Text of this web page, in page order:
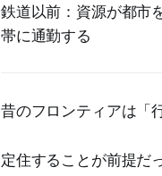
鉄道以前：資源が都市
帯に通勤する
昔のフロンティアは「
定住することが前提だ